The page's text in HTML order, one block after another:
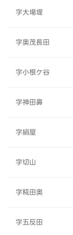
字大場堤
字奥茂長田
字小根ケ谷
字神田鼻
字絹屋
字切山
字糀田奥
字五反田